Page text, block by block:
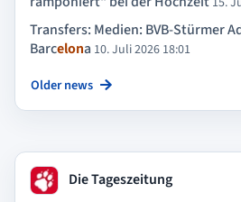
Transfers: Medien: BVB-Stürmer
Barcelona 10. Juli 2026 18:01
Older news
Die Tageszeitung